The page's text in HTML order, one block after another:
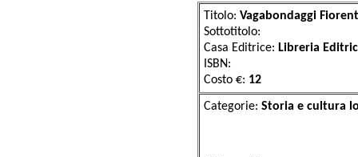
Titolo: Vagabondaggi
Sottotitolo:
Casa Editrice: Libreria
ISBN:
Costo €: 12
Categorie: Storia